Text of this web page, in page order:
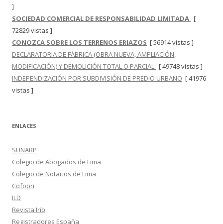
]
SOCIEDAD COMERCIAL DE RESPONSABILIDAD LIMITADA [
72829 vistas ]
CONOZCA SOBRE LOS TERRENOS ERIAZOS [ 56914 vistas ]
DECLARATORIA DE FÁBRICA (OBRA NUEVA, AMPLIACIÓN,
MODIFICACIÓN) Y DEMOLICIÓN TOTAL O PARCIAL. [ 49748 vistas ]
INDEPENDIZACIÓN POR SUBDIVISIÓN DE PREDIO URBANO [ 41976
vistas ]
ENLACES
SUNARP
Colegio de Abogados de Lima
Colegio de Notarios de Lima
Cofopri
ILD
Revista Irib
Registradores España